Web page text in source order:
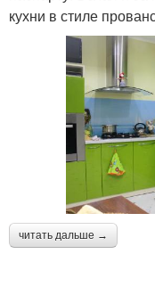
кухни в стиле
читать дальше →